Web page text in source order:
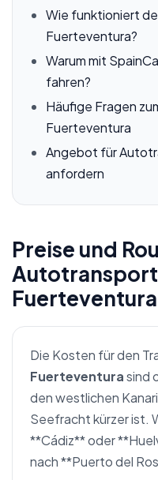
Wie funktioniert
Fuerteventura?
Warum mit
fahren?
Häufige Fragen
Fuerteventura
Angebot für
anfordern
Preise und
Fuerteventura
Die Kosten für den
Fuerteventurasind
den westlichen
Seefracht kürzer ist.
**Cádiz** oder
nach **Puerto del